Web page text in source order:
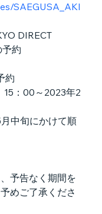
SAEGUSA_AKI
DIRECT
約
約
15：00～2023年2
中旬にかけて順
予告なく期間を
めご了承くださ